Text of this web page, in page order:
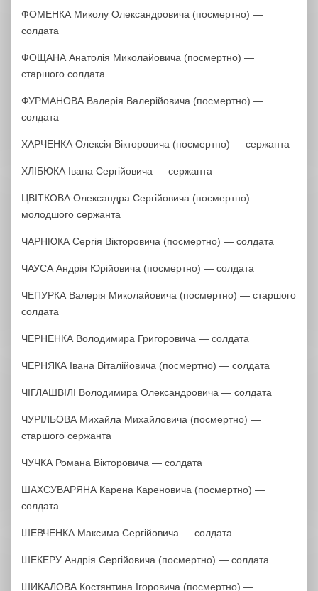
ФОМЕНКА Миколу Олександровича (посмертно) —
солдата
ФОЩАНА Анатолія Миколайовича (посмертно) —
старшого солдата
ФУРМАНОВА Валерія Валерійовича (посмертно) —
солдата
ХАРЧЕНКА Олексія Вікторовича (посмертно) — сержанта
ХЛІБЮКА Івана Сергійовича — сержанта
ЦВІТКОВА Олександра Сергійовича (посмертно) —
молодшого сержанта
ЧАРНЮКА Сергія Вікторовича (посмертно) — солдата
ЧАУСА Андрія Юрійовича (посмертно) — солдата
ЧЕПУРКА Валерія Миколайовича (посмертно) — старшого
солдата
ЧЕРНЕНКА Володимира Григоровича — солдата
ЧЕРНЯКА Івана Віталійовича (посмертно) — солдата
ЧІГЛАШВІЛІ Володимира Олександровича — солдата
ЧУРІЛЬОВА Михайла Михайловича (посмертно) —
старшого сержанта
ЧУЧКА Романа Вікторовича — солдата
ШАХСУВАРЯНА Карена Кареновича (посмертно) —
солдата
ШЕВЧЕНКА Максима Сергійовича — солдата
ШЕКЕРУ Андрія Сергійовича (посмертно) — солдата
ШИКАЛОВА Костянтина Ігоровича (посмертно) —